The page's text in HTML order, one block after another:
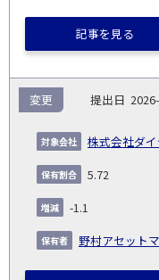
記事を見る
株式会社ダ
変更
5.72
-1.1
野村アセット